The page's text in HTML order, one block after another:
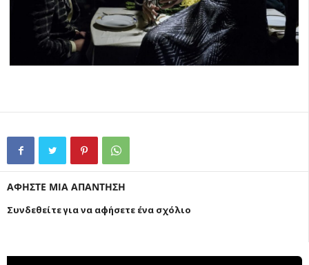
ΑΦΗΣΤΕ ΜΙΑ ΑΠΑΝΤΗΣΗ
Συνδεθείτε για να αφήσετε ένα σχόλιο